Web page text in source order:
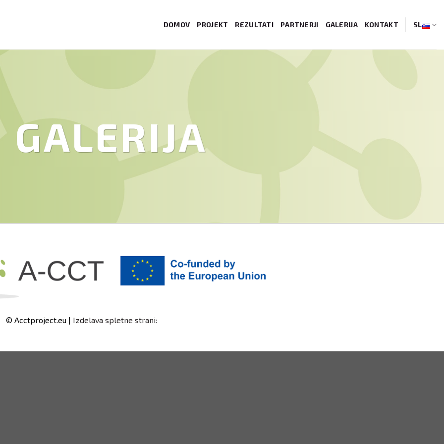
DOMOV PROJEKT REZULTATI PARTNERJI GALERIJA KONTAKT SL
GALERIJA
© Acctproject.eu | Izdelava spletne strani: